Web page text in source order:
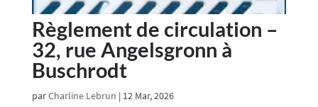
Règlement de circulation –
32, rue Angelsgronn à
Buschrodt
parCharline Lebrun | 12 Mar, 2026